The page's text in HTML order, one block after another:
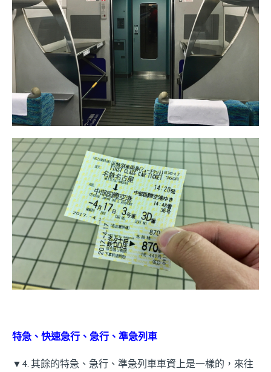
特急、快速急行、急行、準急列車
▼4. 其餘的特急、急行、準急列車車資上是一樣的，來往